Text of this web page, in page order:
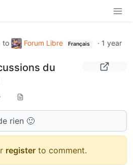
to Forum Libre Français · 1 year
du
rien 🙂
register to comment.